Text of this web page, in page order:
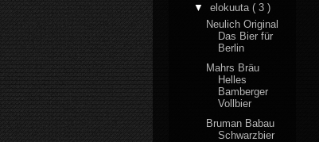
▼ elokuuta ( 3 )
Neulich Original
Das Bier für
Berlin
Mahrs Bräu
Helles
Bamberger
Vollbier
Bruman Babau
Schwarzbier